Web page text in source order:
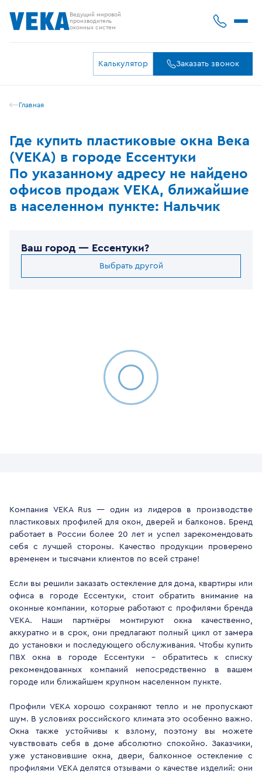
Ведущий мировой
производитель
оконных систем
Калькулятор Заказать звонок
Главная
Где купить пластиковые окна Века
(VEKA) в городе Ессентуки
По указанному адресу не найдено
офисов продаж VEKA, ближайшие
в населенном пункте: Нальчик
Ваш город — Ессентуки?
Выбрать другой
Компания VEKA Rus — один из лидеров в производстве
пластиковых профилей для окон, дверей и балконов. Бренд
работает в России более 20 лет и успел зарекомендовать
себя с лучшей стороны. Качество продукции проверено
временем и тысячами клиентов по всей стране!
Если вы решили заказать остекление для дома, квартиры или
офиса в городе Ессентуки, стоит обратить внимание на
оконные компании, которые работают с профилями бренда
VEKA. Наши партнёры монтируют окна качественно,
аккуратно и в срок, они предлагают полный цикл от замера
до установки и последующего обслуживания. Чтобы купить
ПВХ окна в городе Ессентуки - обратитесь к списку
рекомендованных компаний непосредственно в вашем
городе или ближайшем крупном населенном пункте.
Профили VEKA хорошо сохраняют тепло и не пропускают
шум. В условиях российского климата это особенно важно.
Окна также устойчивы к взлому, поэтому вы можете
чувствовать себя в доме абсолютно спокойно. Заказчики,
уже установившие окна, двери, балконное остекление с
профилями VEKA делятся отзывами о качестве изделий: они